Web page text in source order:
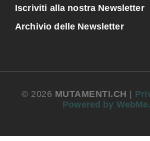
Iscriviti alla nostra Newsletter
Archivio delle Newsletter
© 2026 MUTAMENTI.CH |
Powered by